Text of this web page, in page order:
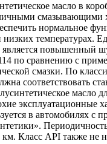
масло в
смазывающими
нормальное
низких температурах.
является повышенный
по сравнению с
смазки. По
соответствовать
масло
эксплуатационные
в автомобилях с
км. Класс АРI также не